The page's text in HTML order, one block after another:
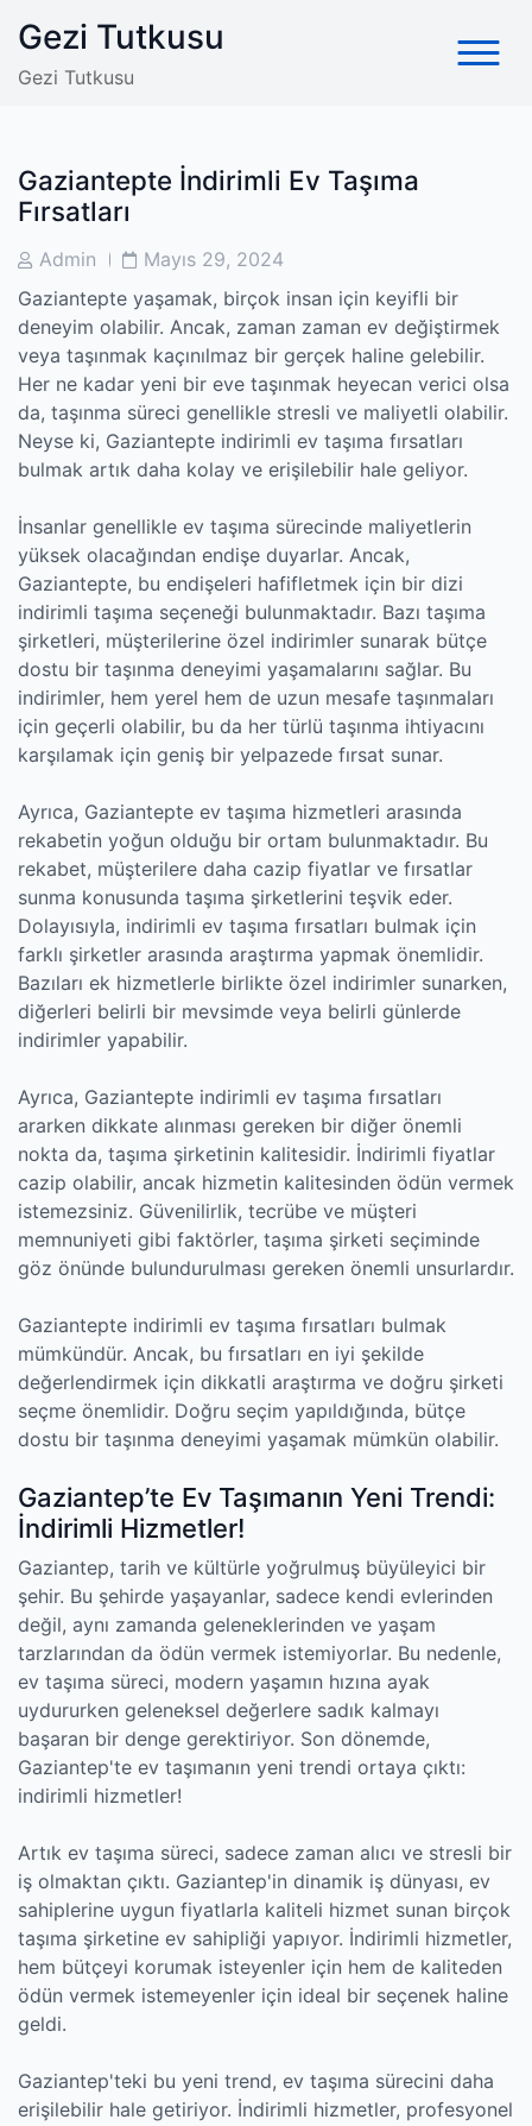
content
Gezi Tutkusu
Gezi Tutkusu
Gaziantepte İndirimli Ev Taşıma
Fırsatları
PostAdmin
PostMayıs 29, 2024
Gaziantepte yaşamak, birçok insan için keyifli bir
deneyim olabilir. Ancak, zaman zaman ev değiştirmek
veya taşınmak kaçınılmaz bir gerçek haline gelebilir.
Her ne kadar yeni bir eve taşınmak heyecan verici olsa
da, taşınma süreci genellikle stresli ve maliyetli olabilir.
Neyse ki, Gaziantepte indirimli ev taşıma fırsatları
bulmak artık daha kolay ve erişilebilir hale geliyor.
İnsanlar genellikle ev taşıma sürecinde maliyetlerin
yüksek olacağından endişe duyarlar. Ancak,
Gaziantepte, bu endişeleri hafifletmek için bir dizi
indirimli taşıma seçeneği bulunmaktadır. Bazı taşıma
şirketleri, müşterilerine özel indirimler sunarak bütçe
dostu bir taşınma deneyimi yaşamalarını sağlar. Bu
indirimler, hem yerel hem de uzun mesafe taşınmaları
için geçerli olabilir, bu da her türlü taşınma ihtiyacını
karşılamak için geniş bir yelpazede fırsat sunar.
Ayrıca, Gaziantepte ev taşıma hizmetleri arasında
rekabetin yoğun olduğu bir ortam bulunmaktadır. Bu
rekabet, müşterilere daha cazip fiyatlar ve fırsatlar
sunma konusunda taşıma şirketlerini teşvik eder.
Dolayısıyla, indirimli ev taşıma fırsatları bulmak için
farklı şirketler arasında araştırma yapmak önemlidir.
Bazıları ek hizmetlerle birlikte özel indirimler sunarken,
diğerleri belirli bir mevsimde veya belirli günlerde
indirimler yapabilir.
Ayrıca, Gaziantepte indirimli ev taşıma fırsatları
ararken dikkate alınması gereken bir diğer önemli
nokta da, taşıma şirketinin kalitesidir. İndirimli fiyatlar
cazip olabilir, ancak hizmetin kalitesinden ödün vermek
istemezsiniz. Güvenilirlik, tecrübe ve müşteri
memnuniyeti gibi faktörler, taşıma şirketi seçiminde
göz önünde bulundurulması gereken önemli unsurlardır.
Gaziantepte indirimli ev taşıma fırsatları bulmak
mümkündür. Ancak, bu fırsatları en iyi şekilde
değerlendirmek için dikkatli araştırma ve doğru şirketi
seçme önemlidir. Doğru seçim yapıldığında, bütçe
dostu bir taşınma deneyimi yaşamak mümkün olabilir.
Gaziantep’te Ev Taşımanın Yeni Trendi:
İndirimli Hizmetler!
Gaziantep, tarih ve kültürle yoğrulmuş büyüleyici bir
şehir. Bu şehirde yaşayanlar, sadece kendi evlerinden
değil, aynı zamanda geleneklerinden ve yaşam
tarzlarından da ödün vermek istemiyorlar. Bu nedenle,
ev taşıma süreci, modern yaşamın hızına ayak
uydururken geleneksel değerlere sadık kalmayı
başaran bir denge gerektiriyor. Son dönemde,
Gaziantep'te ev taşımanın yeni trendi ortaya çıktı:
indirimli hizmetler!
Artık ev taşıma süreci, sadece zaman alıcı ve stresli bir
iş olmaktan çıktı. Gaziantep'in dinamik iş dünyası, ev
sahiplerine uygun fiyatlarla kaliteli hizmet sunan birçok
taşıma şirketine ev sahipliği yapıyor. İndirimli hizmetler,
hem bütçeyi korumak isteyenler için hem de kaliteden
ödün vermek istemeyenler için ideal bir seçenek haline
geldi.
Gaziantep'teki bu yeni trend, ev taşıma sürecini daha
erişilebilir hale getiriyor. İndirimli hizmetler, profesyonel